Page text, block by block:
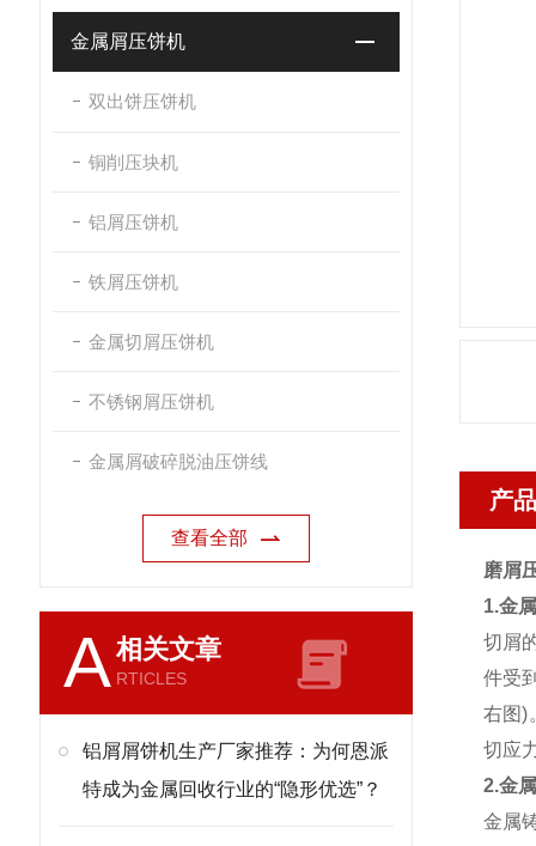
金属屑压饼机
双出饼压饼机
铜削压块机
铝屑压饼机
铁屑压饼机
金属切屑压饼机
不锈钢屑压饼机
金属屑破碎脱油压饼线
查看全部
A相关文章
RTICLES
铝屑屑饼机生产厂家推荐：为何恩派
特成为金属回收行业的“隐形优选”？
产
磨屑
1.金
切屑
件受
右图)
切应
2.金
金属